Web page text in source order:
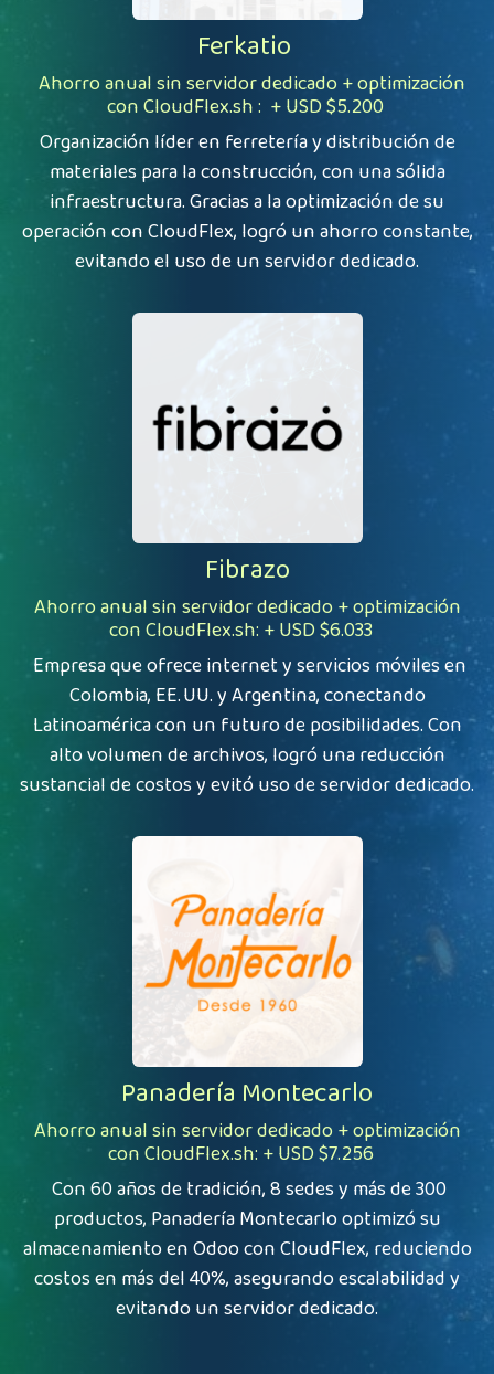
Ferkatio
Ahorro anual sin servidor dedicado + optimización
conCloudFlex.sh: + USD $5.200​
Organización líder en ferretería y distribución de
materiales para la construcción, con una sólida
infraestructura. Gracias a la optimización de su
operación con CloudFlex, logró un ahorro constante,
evitando el uso de un servidor dedicado.
Fibrazo
Ahorro anual sin servidor dedicado + optimización
conCloudFlex.sh: + USD$6.033
Empresa que ofrece internet y servicios móviles en
Colombia, EE. UU. y Argentina, conectando
Latinoamérica con un futuro de posibilidades. Con
alto volumen de archivos, logró una reducción
sustancial de costos y evitó uso de servidor dedicado.
Panadería Montecarlo
Ahorro anual sin servidor dedicado + optimización
conCloudFlex.sh: + USD$7.256
Con 60 años de tradición, 8 sedes y más de 300
productos, Panadería Montecarlo optimizó su
almacenamiento en Odoo con CloudFlex, reduciendo
costos en más del 40%, asegurando escalabilidad y
evitando un servidor dedicado.